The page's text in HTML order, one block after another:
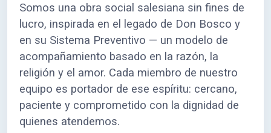
Somos una obra social salesiana sin fines de
lucro, inspirada en el legado de Don Bosco y
en su Sistema Preventivo — un modelo de
acompañamiento basado en la razón, la
religión y el amor. Cada miembro de nuestro
equipo es portador de ese espíritu: cercano,
paciente y comprometido con la dignidad de
quienes atendemos.